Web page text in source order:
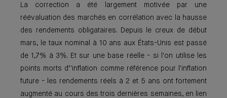
La correction a été largement motivée par une
réévaluation des marchés en corrélation avec la hausse
des rendements obligataires. Depuis le creux de début
mars, le taux nominal à 10 ans aux États-Unis est passé
de 1,7% à 3%. Et sur une base réelle - si l'on utilise les
points morts d’'inflation comme référence pour l'inflation
future - les rendements réels à 2 et 5 ans ont fortement
augmenté au cours des trois dernières semaines, en lien